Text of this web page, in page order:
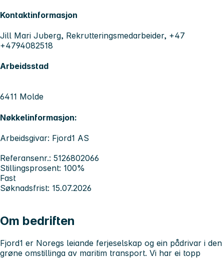
Kontaktinformasjon
Jill Mari Juberg, Rekrutteringsmedarbeider, +47
+4794082518
Arbeidsstad
6411 Molde
Nøkkelinformasjon:
Arbeidsgivar: Fjord1 AS
Referansenr.: 5126802066
Stillingsprosent: 100%
Fast
Søknadsfrist: 15.07.2026
Om bedriften
Fjord1 er Noregs leiande ferjeselskap og ein pådrivar i den
grøne omstillinga av maritim transport. Vi har ei topp